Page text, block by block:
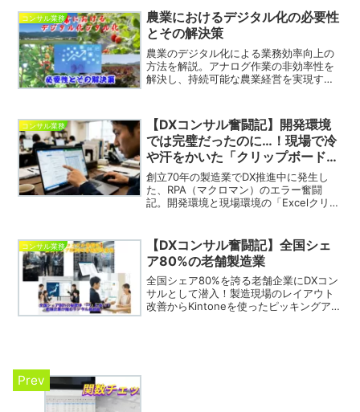
コンサル業務
農業におけるデジタル化の必要性
とその解決策
農業のデジタル化による業務効率向上の
方法を解説。アナログ作業の非効率性を
解決し、持続可能な農業経営を実現する
コンサル業務
【DXコンサル奮闘記】開発環境
では完璧だったのに…！現場で冷
や汗をかいた「クリップボードの
罠」
創立70年の製造業でDX推進中に発生し
た、RPA（マクロマン）のエラー奮闘
記。開発環境と現場環境の「Excelクリッ
ます。
コンサル業務
【DXコンサル奮闘記】全国シェ
ア80%の老舗製造業
全国シェア80%を誇る老舗企業にDXコン
サルとして潜入！製造現場のレイアウト
改善からKintoneを使ったピッキングアプ